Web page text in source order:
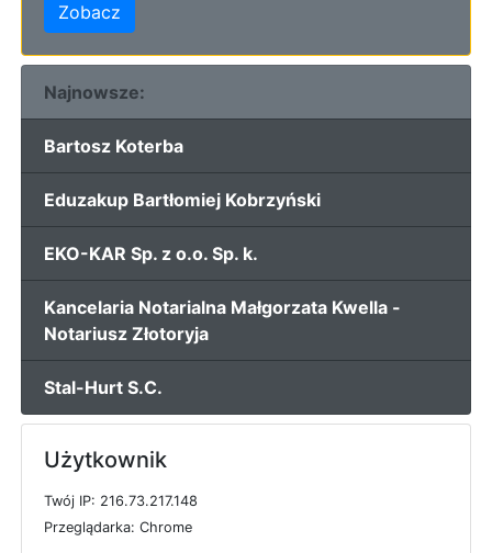
Zobacz
Najnowsze:
Bartosz Koterba
Eduzakup Bartłomiej Kobrzyński
EKO-KAR Sp. z o.o. Sp. k.
Kancelaria Notarialna Małgorzata Kwella -
Notariusz Złotoryja
Stal-Hurt S.C.
Użytkownik
Twój IP: 216.73.217.148
Przeglądarka: Chrome